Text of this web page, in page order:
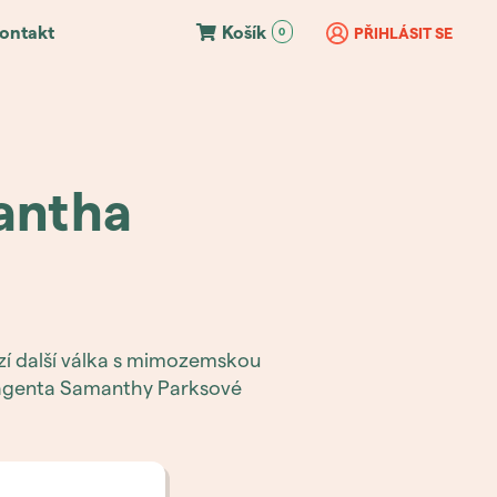
Košík 0 PŘIHLÁSIT SE
další válka s mimozemskou
Samanthy Parksové